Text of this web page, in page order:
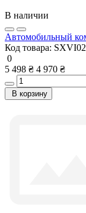
В наличии
Автомобильный
Код товара:
0
5 498 ₴ 4 970 ₴
В корзину